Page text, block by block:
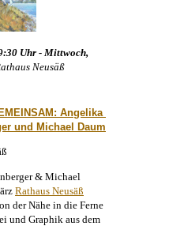
Uhr - Mittwoch,
Neusäß
Angelika
und Michael Daum
& Michael
Rathaus Neusäß
der Nähe in die Ferne
und Graphik aus dem